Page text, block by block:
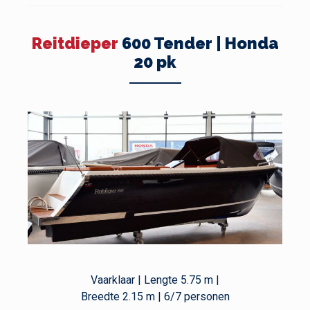
Vaarklaar | Lengte 5.75 m |
Breedte 2.15 m | 6/7 personen
Reitdieper 600 Tender | Honda
20 pk